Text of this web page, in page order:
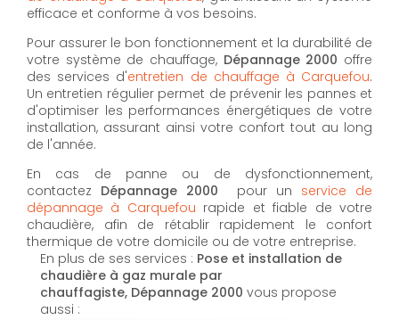
efficace et conforme à vos besoins.
Pour assurer le bon fonctionnement et la durabilité de
votre système de chauffage, Dépannage 2000 offre
des services d'entretien de chauffage à Carquefou.
Un entretien régulier permet de prévenir les pannes et
d'optimiser les performances énergétiques de votre
installation, assurant ainsi votre confort tout au long
de l'année.
En cas de panne ou de dysfonctionnement,
contactez Dépannage 2000 pour un service de
dépannage à Carquefou rapide et fiable de votre
chaudière, afin de rétablir rapidement le confort
thermique de votre domicile ou de votre entreprise.
En plus de ses services : Pose et installation de
chaudière à gaz murale par
chauffagiste, Dépannage 2000 vous propose
aussi :